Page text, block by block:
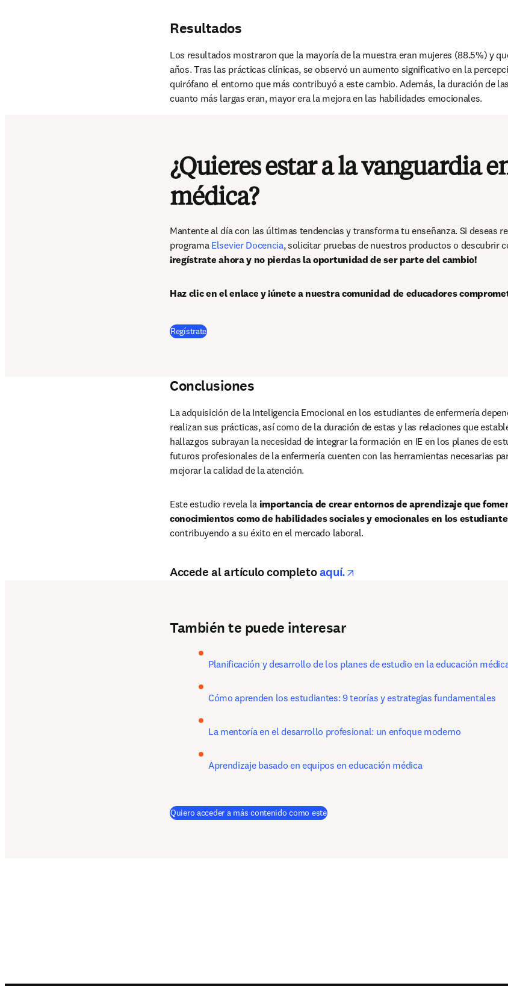
Resultados
Los resultados mostraron que la mayoría de la muestra eran mujeres (88.5%) y
años. Tras las prácticas clínicas, se observó un aumento significativo en la
quirófano el entorno que más contribuyó a este cambio. Además, la duración de
cuanto más largas eran, mayor era la mejora en las habilidades emocionales.
¿Quieres estar a la vanguardia
médica?
Mantente al día con las últimas tendencias y transforma tu enseñanza. Si deseas
programa Elsevier Docencia
¡regístrate ahora y no pierdas la oportunidad de ser parte del cambio!
Haz clic en el enlace y ¡únete a nuestra comunidad de educadores
Regístrate
Conclusiones
La adquisición de la Inteligencia Emocional en los estudiantes de enfermería
realizan sus prácticas, así como de la duración de estas y las relaciones que
hallazgos subrayan la necesidad de integrar la formación en IE en los planes de
futuros profesionales de la enfermería cuenten con las herramientas necesarias
mejorar la calidad de la atención.
Este estudio revela la importancia de crear entornos de aprendizaje que
conocimientos como de habilidades sociales y emocionales en los
contribuyendo a su éxito en el mercado laboral.
Accede al artículo completoaquí.
También te puede interesar
Planificación y desarrollo de los planes de estudio en la educación
Cómo aprenden los estudiantes: 9 teorías y estrategias fundamentales
La mentoría en el desarrollo profesional: un enfoque moderno
Aprendizaje basado en equipos en educación médica
Quiero acceder a más contenido como este